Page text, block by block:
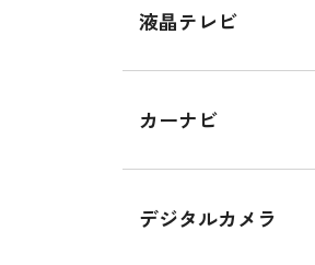
液晶テレビ
カーナビ
デジタルカメラ